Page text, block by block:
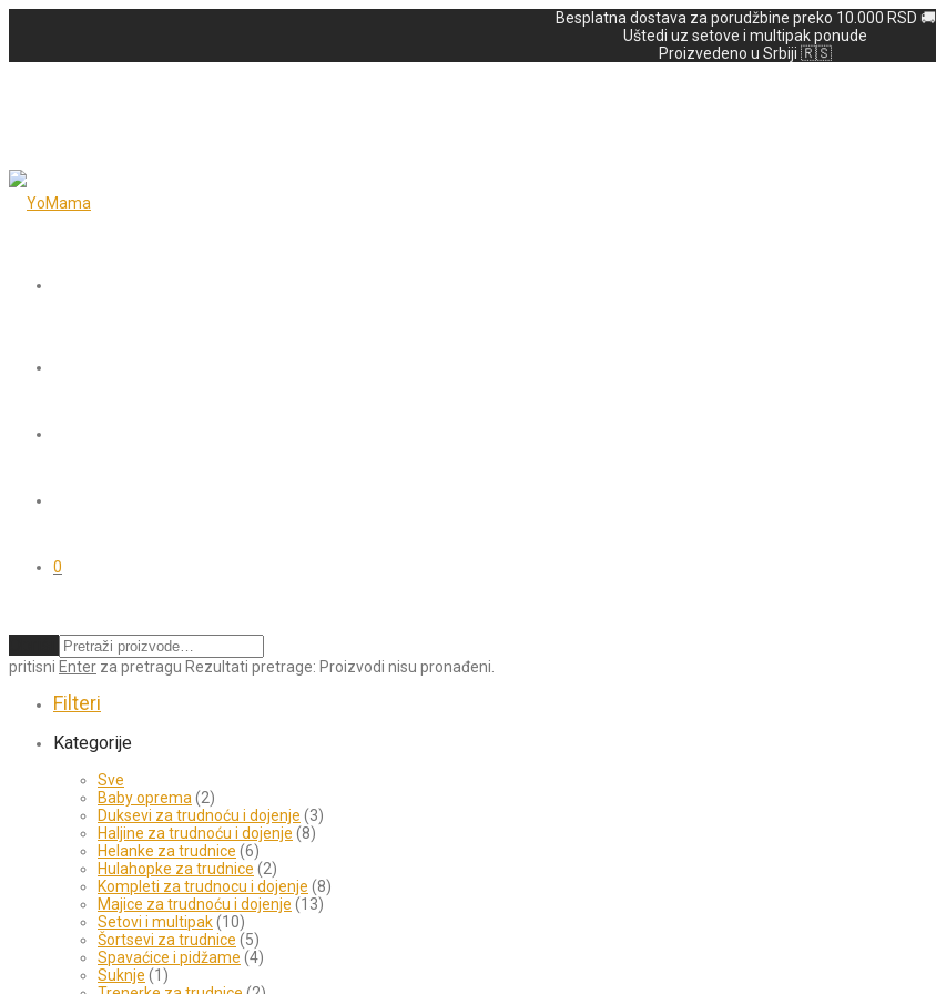
Besplatna dostava za porudžbine preko 10.000 RSD 🚚
Uštedi uz setove i multipak ponude
Proizvedeno u Srbiji 🇷🇸
0
pritisni Enter za pretragu Rezultati pretrage: Proizvodi nisu pronađeni.
Filteri
Kategorije
Sve
Baby oprema (2)
Duksevi za trudnoću i dojenje (3)
Haljine za trudnoću i dojenje (8)
Helanke za trudnice (6)
Hulahopke za trudnice (2)
Kompleti za trudnocu i dojenje (8)
Majice za trudnoću i dojenje (13)
Setovi i multipak(10)
Šortsevi za trudnice (5)
Spavaćice i pidžame (4)
Suknje (1)